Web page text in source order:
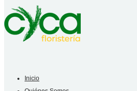
Inicio